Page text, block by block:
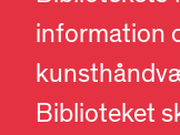
information
Biblioteket